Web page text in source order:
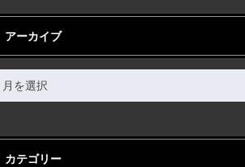
アーカイブ
カテゴリー